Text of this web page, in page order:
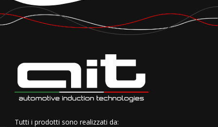
Tutti i prodotti sono realizzati da: